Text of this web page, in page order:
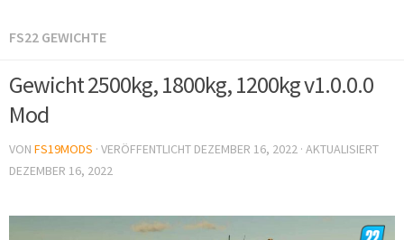
FS22 GEWICHTE
Gewicht 2500kg, 1800kg, 1200kg v1.0.0.0
Mod
VON FS19MODS · VERÖFFENTLICHT DEZEMBER 16, 2022 · AKTUALISIERT
DEZEMBER 16, 2022